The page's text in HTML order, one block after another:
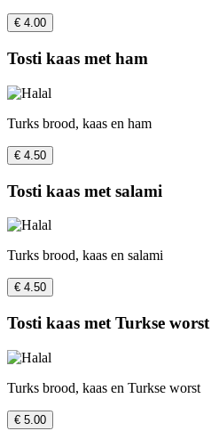
€ 4.00
Tosti kaas met ham
Turks brood, kaas en ham
€ 4.50
Tosti kaas met salami
Turks brood, kaas en salami
€ 4.50
Tosti kaas met Turkse worst
Turks brood, kaas en Turkse worst
€ 5.00